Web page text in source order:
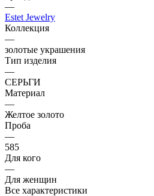
—
Estet Jewelry
Коллекция
—
золотые украшения
Тип изделия
—
СЕРЬГИ
Материал
—
Желтое золото
Проба
—
585
Для кого
—
Для женщин
Все характеристики